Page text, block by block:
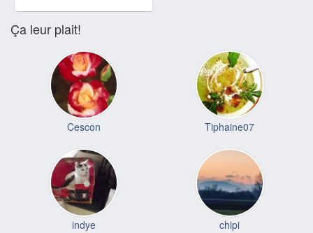
Ça leur plait!
Cescon Tiphaine07
indye chipi